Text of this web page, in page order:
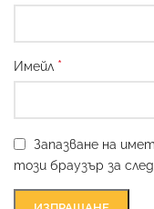
Имейл *
Запазване на
този браузър за